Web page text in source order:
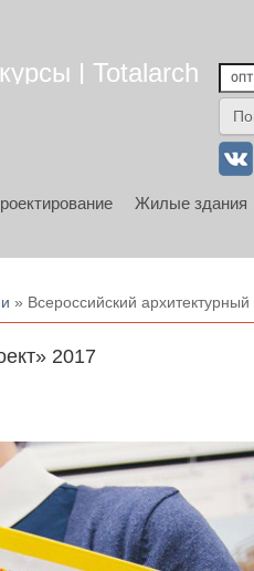
| Totalarch
Жилые здания
» Всероссийский
2017